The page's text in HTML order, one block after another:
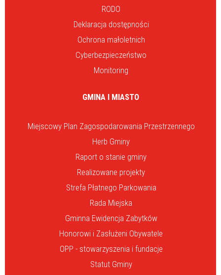
RODO
Deklaracja dostępności
Ochrona małoletnich
Cyberbezpieczeństwo
Monitoring
GMINA I MIASTO
Miejscowy Plan Zagospodarowania Przestrzennego
Herb Gminy
Raport o stanie gminy
Realizowane projekty
Strefa Płatnego Parkowania
Rada Miejska
Gminna Ewidencja Zabytków
Honorowi i Zasłużeni Obywatele
OPP - stowarzyszenia i fundacje
Statut Gminy